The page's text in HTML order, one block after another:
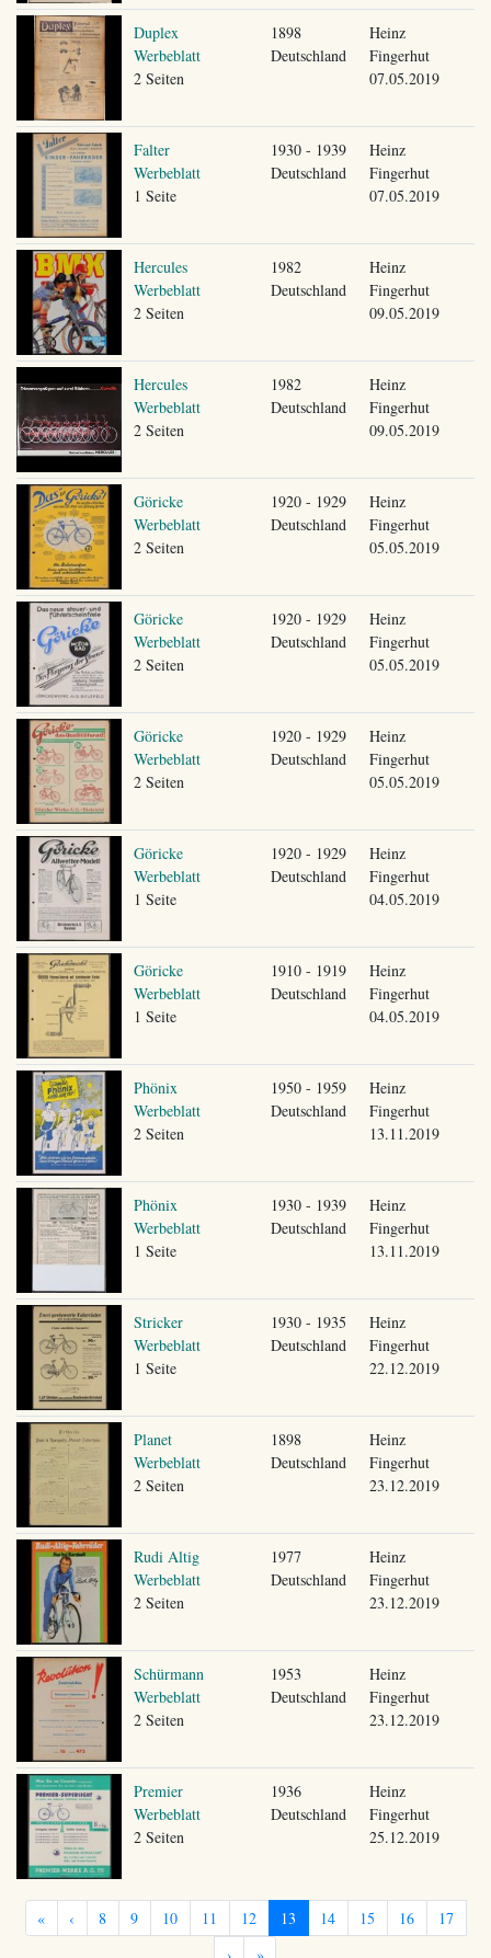
Duplex
Werbeblatt
2 Seiten
1898
Deutschland
Heinz
Fingerhut
07.05.2019
Falter
Werbeblatt
1 Seite
1930 - 1939
Deutschland
Heinz
Fingerhut
07.05.2019
Hercules
Werbeblatt
2 Seiten
1982
Deutschland
Heinz
Fingerhut
09.05.2019
Hercules
Werbeblatt
2 Seiten
1982
Deutschland
Heinz
Fingerhut
09.05.2019
Göricke
Werbeblatt
2 Seiten
1920 - 1929
Deutschland
Heinz
Fingerhut
05.05.2019
Göricke
Werbeblatt
2 Seiten
1920 - 1929
Deutschland
Heinz
Fingerhut
05.05.2019
Göricke
Werbeblatt
2 Seiten
1920 - 1929
Deutschland
Heinz
Fingerhut
05.05.2019
Göricke
Werbeblatt
1 Seite
1920 - 1929
Deutschland
Heinz
Fingerhut
04.05.2019
Göricke
Werbeblatt
1 Seite
1910 - 1919
Deutschland
Heinz
Fingerhut
04.05.2019
Phönix
Werbeblatt
2 Seiten
1950 - 1959
Deutschland
Heinz
Fingerhut
13.11.2019
Phönix
Werbeblatt
1 Seite
1930 - 1939
Deutschland
Heinz
Fingerhut
13.11.2019
Stricker
Werbeblatt
1 Seite
1930 - 1935
Deutschland
Heinz
Fingerhut
22.12.2019
Planet
Werbeblatt
2 Seiten
1898
Deutschland
Heinz
Fingerhut
23.12.2019
Rudi Altig
Werbeblatt
2 Seiten
1977
Deutschland
Heinz
Fingerhut
23.12.2019
Schürmann
Werbeblatt
2 Seiten
1953
Deutschland
Heinz
Fingerhut
23.12.2019
Premier
Werbeblatt
2 Seiten
1936
Deutschland
Heinz
Fingerhut
25.12.2019
« ‹ 8 9 10 11 12 13 14 15 16
17
›
»